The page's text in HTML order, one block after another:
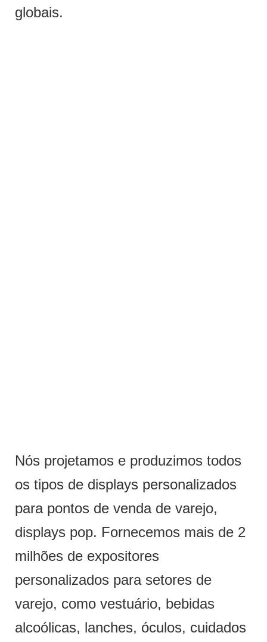
globais.
Nós projetamos e produzimos todos
os tipos de displays personalizados
para pontos de venda de varejo,
displays pop. Fornecemos mais de 2
milhões de expositores
personalizados para setores de
varejo, como vestuário, bebidas
alcoólicas, lanches, óculos, cuidados